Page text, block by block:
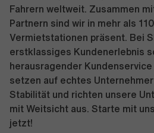
Fahrern weltweit. Zusammen
Partnern sind wir in mehr als
Vermietstationen präsent. Bei
erstklassiges Kundenerlebnis
herausragender
setzen auf echtes
Stabilität und richten unsere
mit Weitsicht aus. Starte mit
jetzt!